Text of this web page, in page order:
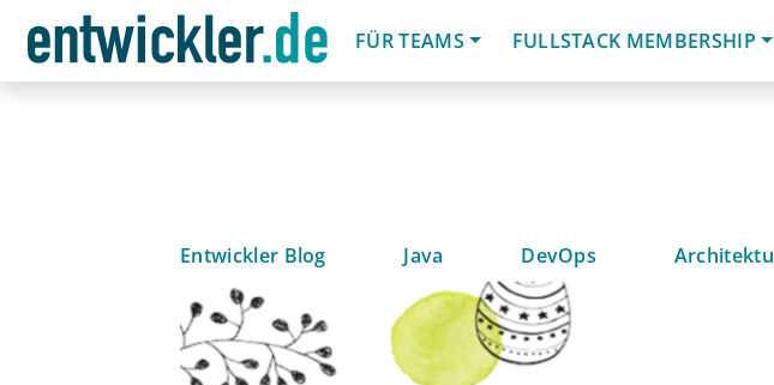
FÜR TEAMS
FULLSTACK MEMBERSHIP
Entwickler Blog Java DevOps